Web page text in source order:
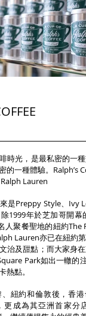
時光，是最私密的一
的一種體驗。Ralph’s
Lauren
是Preppy Style、Ivy
1999年於芝加哥開幕
人聚餐聖地的紐約The
Lauren亦已在紐約
治及甜點；而大家身
Park如出一轍的
熱點。
紐約和倫敦後，香
更成為其亞洲首家